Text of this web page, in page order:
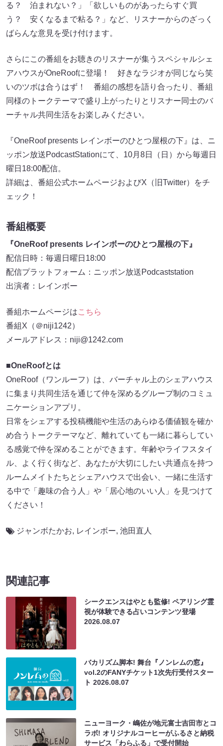
る？ 泊まれない？」「欲しいものがあったらすぐ買
う？ 安くなるまで粘る？」など、リスナーからのざっく
ばらんな意見を受け付けます。
さらにこの番組をお聴きのリスナーが集うスペシャルシェ
アハウスがOneRoofに登場！ 好きなラジオが同じなら笑
いのツボは合うはず！ 番組の感想を語り合ったり、番組
同様のトークテーマで盛り上がったりとリスナー同士のバ
ーチャル共同生活をお楽しみください。
『OneRoof presents レインボーのひとつ屋根の下』は、ニ
ッポン放送PodcastStationにて、10月8日（日）から毎週日
曜日18:00配信。
詳細は、番組公式ホームページおよびX（旧Twitter）をチ
ェック！
番組概要
『OneRoof presents レインボーのひとつ屋根の下』
配信日時：毎週日曜日18:00
配信プラットフォーム：ニッポン放送Podcaststation
出演者：レインボー
番組ホームページはこちら
番組X（＠niji1242）
メールアドレス：niji@1242.com
■OneRoofとは
OneRoof（ワンルーフ）は、バーチャル上のシェアハウス
に集まり共同生活を通じて仲を深めるグループ制のコミュ
ニケーションアプリ。
日常をシェアする投稿機能や生活のあらゆる価値観を確か
め合うトークテーマなど、離れていても一緒に暮らしてい
る感覚で仲を深めることができます。年齢やライフスタイ
ル、よく行く街など、あなたが大切にしたい共通点を持つ
ルームメイトたちとシェアハウスで出会い、一緒に生活す
る中で「趣味の合う人」や「居心地のいい人」を見つけて
ください！
ジャンボたかお, レインボー, 池田直人
関連記事
シークエンスはやとも監修! ペアリング霊
視が体験できる占いコンテンツ登場
2026.08.07
バカリズム脚本! 舞台『ノンレムの窓』
vol.2のFANYチケット1次先行受付スター
ト2026.08.07
ニューヨーク・嶋佐が地元富士吉田市とコ
ラボ! オリジナルコーヒーがふるさと納税
サービス「わらふる」で受付開始